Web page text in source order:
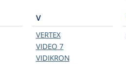
V
VERTEX
VIDEO 7
VIDIKRON